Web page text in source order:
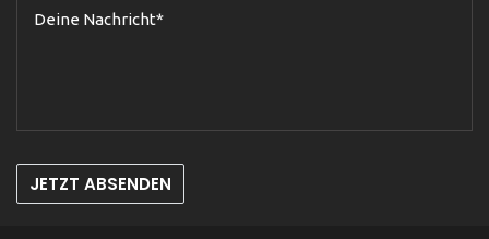
JETZT ABSENDEN